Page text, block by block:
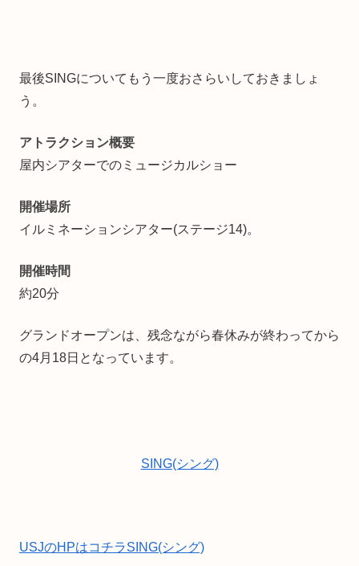
最後SINGについてもう一度おさらいしておきましょ
う。
アトラクション概要
屋内シアターでのミュージカルショー
開催場所
イルミネーションシアター(ステージ14)。
開催時間
約20分
グランドオープンは、残念ながら春休みが終わってから
の4月18日となっています。
SING(シング)
USJのHPはコチラSING(シング)